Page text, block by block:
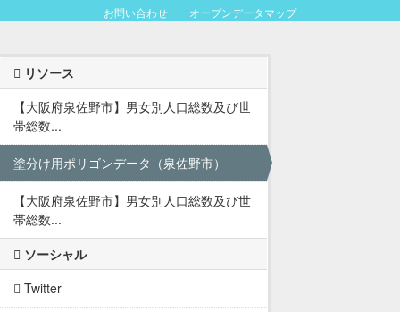
お問い合わせ オープンデータマップ
リソース
【大阪府泉佐野市】男女別人口総数及び世
帯総数...
塗分け用ポリゴンデータ（泉佐野市）
【大阪府泉佐野市】男女別人口総数及び世
帯総数...
ソーシャル
Twitter